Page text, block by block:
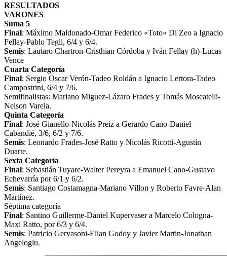
RESULTADOS
VARONES
Suma 5
Final: Máximo Maldonado-Omar Federico «Toto» Di Zeo a Ignacio
Fellay-Pablo Tegli, 6/4 y 6/4.
Semis: Lautaro Chartron-Cristhian Córdoba y Iván Fellay (h)-Lucas
Vence
Cuarta Categoría
Final: Sergio Oscar Verón-Tadeo Roldán a Ignacio Lertora-Tadeo
Campostrini, 6/4 y 7/6.
Semifinalistas: Mariano Miguez-Lázaro Frades y Tomás Moscatelli-
Nelson Varela.
Quinta Categoría
Final: José Gianello-Nicolás Preiz a Gerardo Cano-Daniel
Cabandié, 3/6, 6/2 y 7/6.
Semis: Leonardo Frades-José Ratto y Nicolás Ricotti-Agustín
Duarte.
Sexta Categoría
Final: Sebastián Tuyare-Walter Pereyra a Emanuel Cano-Gustavo
Echevarría por 6/1 y 6/2.
Semis: Santiago Costamagna-Mariano Villon y Roberto Favre-Alan
Martínez.
Séptima categoría
Final: Santino Guillerme-Daniel Kupervaser a Marcelo Cologna-
Maxi Ratto, por 6/3 y 6/4.
Semis: Patricio Gervasoni-Elian Godoy y Javier Martin-Jonathan
Angeloglu.